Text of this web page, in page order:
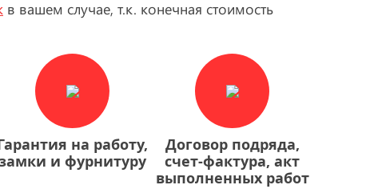
в вашем случае, т.к. конечная стоимость
на работу,
и фурнитуру
Договор подряда,
счет-фактура, акт
выполненных работ